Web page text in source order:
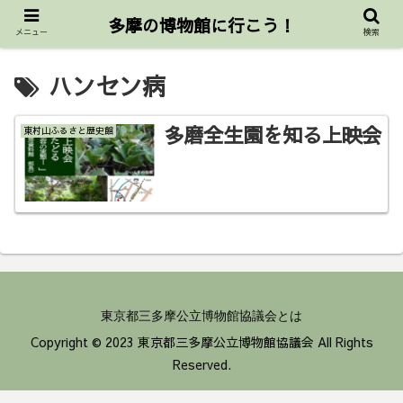
ハンセン病
東村山ふるさと歴史館 多磨全生園を知る上映会
東京都三多摩公立博物館協議会とは
Copyright © 2023 東京都三多摩公立博物館協議会 All Rights
Reserved.
メニュー 多摩の博物館に行こう！ 検索